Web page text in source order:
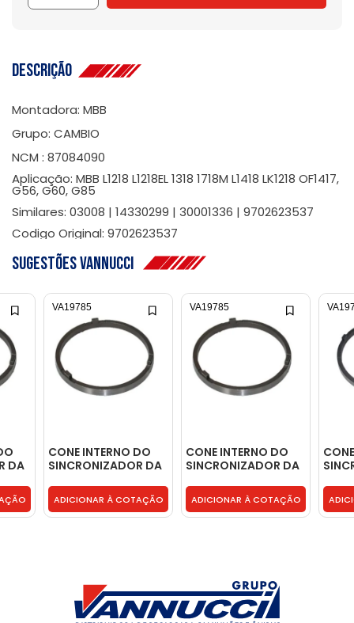
Descrição
Montadora: MBB
Grupo: CAMBIO
NCM : 87084090
Aplicação: MBB L1218 L1218EL 1318 1718M L1418 LK1218 OF1417,
G56, G60, G85
Similares: 03008 | 14330299 | 30001336 | 9702623537
Codigo Original: 9702623537
Sugestões Vannucci
DA
CONE INTERNO DO
SINCRONIZADOR DA
9702623537
ADICIONAR À COTAÇÃO
VA19785
CONE INTERNO DO
SINCRONIZADOR DA
9702623537
ADICIONAR À COTAÇÃO
VA19785
CONE
G60